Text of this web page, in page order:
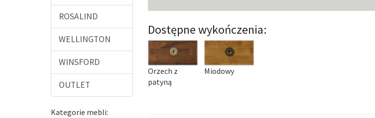
ROSALIND
WELLINGTON
WINSFORD
OUTLET
Kategorie mebli:
Dostępne wykończenia:
Orzech z
patyną
Miodowy